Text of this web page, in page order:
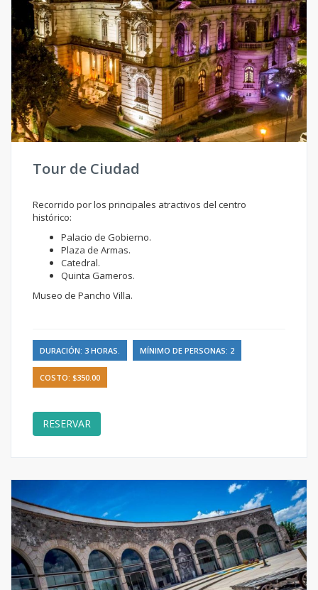
Tour de Ciudad
Recorrido por los principales atractivos del centro
histórico:
Palacio de Gobierno.
Plaza de Armas.
Catedral.
Quinta Gameros.
Museo de Pancho Villa.
DURACIÓN: 3 HORAS. MÍNIMO DE PERSONAS: 2
COSTO: $350.00
RESERVAR